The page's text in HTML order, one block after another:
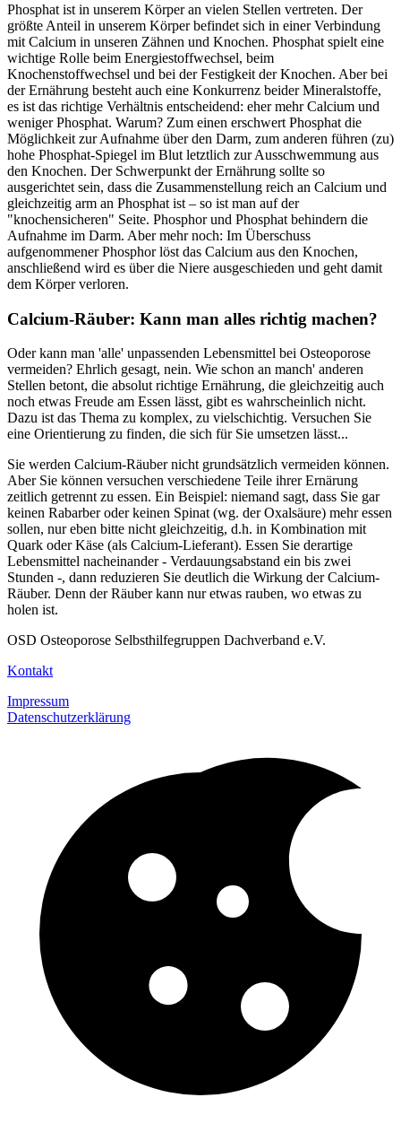
Phosphat ist in unserem Körper an vielen Stellen vertreten. Der
größte Anteil in unserem Körper befindet sich in einer Verbindung
mit Calcium in unseren Zähnen und Knochen. Phosphat spielt eine
wichtige Rolle beim Energiestoffwechsel, beim
Knochenstoffwechsel und bei der Festigkeit der Knochen. Aber bei
der Ernährung besteht auch eine Konkurrenz beider Mineralstoffe,
es ist das richtige Verhältnis entscheidend: eher mehr Calcium und
weniger Phosphat. Warum? Zum einen erschwert Phosphat die
Möglichkeit zur Aufnahme über den Darm, zum anderen führen (zu)
hohe Phosphat-Spiegel im Blut letztlich zur Ausschwemmung aus
den Knochen. Der Schwerpunkt der Ernährung sollte so
ausgerichtet sein, dass die Zusammenstellung reich an Calcium und
gleichzeitig arm an Phosphat ist – so ist man auf der
"knochensicheren" Seite. Phosphor und Phosphat behindern die
Aufnahme im Darm. Aber mehr noch: Im Überschuss
aufgenommener Phosphor löst das Calcium aus den Knochen,
anschließend wird es über die Niere ausgeschieden und geht damit
dem Körper verloren.
Calcium-Räuber: Kann man alles richtig machen?
Oder kann man 'alle' unpassenden Lebensmittel bei Osteoporose
vermeiden? Ehrlich gesagt, nein. Wie schon an manch' anderen
Stellen betont, die absolut richtige Ernährung, die gleichzeitig auch
noch etwas Freude am Essen lässt, gibt es wahrscheinlich nicht.
Dazu ist das Thema zu komplex, zu vielschichtig. Versuchen Sie
eine Orientierung zu finden, die sich für Sie umsetzen lässt...
Sie werden Calcium-Räuber nicht grundsätzlich vermeiden können.
Aber Sie können versuchen verschiedene Teile ihrer Ernärung
zeitlich getrennt zu essen. Ein Beispiel: niemand sagt, dass Sie gar
keinen Rabarber oder keinen Spinat (wg. der Oxalsäure) mehr essen
sollen, nur eben bitte nicht gleichzeitig, d.h. in Kombination mit
Quark oder Käse (als Calcium-Lieferant). Essen Sie derartige
Lebensmittel nacheinander - Verdauungsabstand ein bis zwei
Stunden -, dann reduzieren Sie deutlich die Wirkung der Calcium-
Räuber. Denn der Räuber kann nur etwas rauben, wo etwas zu
holen ist.
OSD Osteoporose Selbsthilfegruppen Dachverband e.V.
Kontakt
Impressum
Datenschutzerklärung